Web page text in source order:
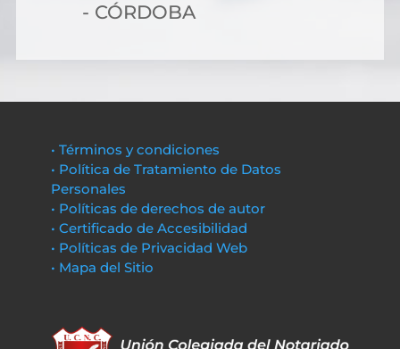
- CÓRDOBA
• Términos y condiciones
• Política de Tratamiento de Datos
Personales
• Políticas de derechos de autor
• Certificado de Accesibilidad
• Políticas de Privacidad Web
• Mapa del Sitio